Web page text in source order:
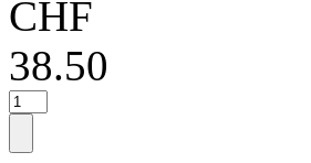
CHF
38.50